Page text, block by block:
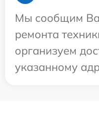
Мы сообщим
ремонта
организуем
указанному